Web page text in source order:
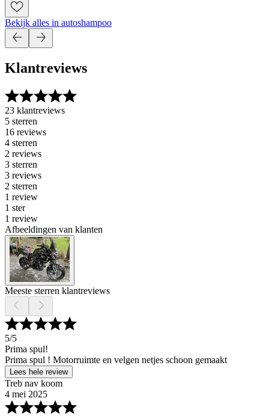
Bekijk alles in autoshampoo
Klantreviews
23 klantreviews
5 sterren
16 reviews
4 sterren
2 reviews
3 sterren
3 reviews
2 sterren
1 review
1 ster
1 review
Afbeeldingen van klanten
Meeste sterren klantreviews
5/5
Prima spul!
Prima spul ! Motorruimte en velgen netjes schoon gemaakt
Lees hele review
Treb nav koom
4 mei 2025